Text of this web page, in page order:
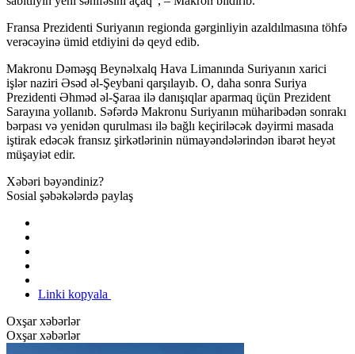
Fransa Prezidenti Suriyanın regionda gərginliyin azaldılmasına töhfə
verəcəyinə ümid etdiyini də qeyd edib.
Makronu Dəməşq Beynəlxalq Hava Limanında Suriyanın xarici
işlər naziri Əsəd əl-Şeybani qarşılayıb. O, daha sonra Suriya
Prezidenti Əhməd əl-Şaraa ilə danışıqlar aparmaq üçün Prezident
Sarayına yollanıb. Səfərdə Makronu Suriyanın müharibədən sonrakı
bərpası və yenidən qurulması ilə bağlı keçiriləcək dəyirmi masada
iştirak edəcək fransız şirkətlərinin nümayəndələrindən ibarət heyət
müşayiət edir.
Xəbəri bəyəndiniz?
Sosial şəbəkələrdə paylaş
Linki kopyala
Oxşar xəbərlər
Oxşar xəbərlər